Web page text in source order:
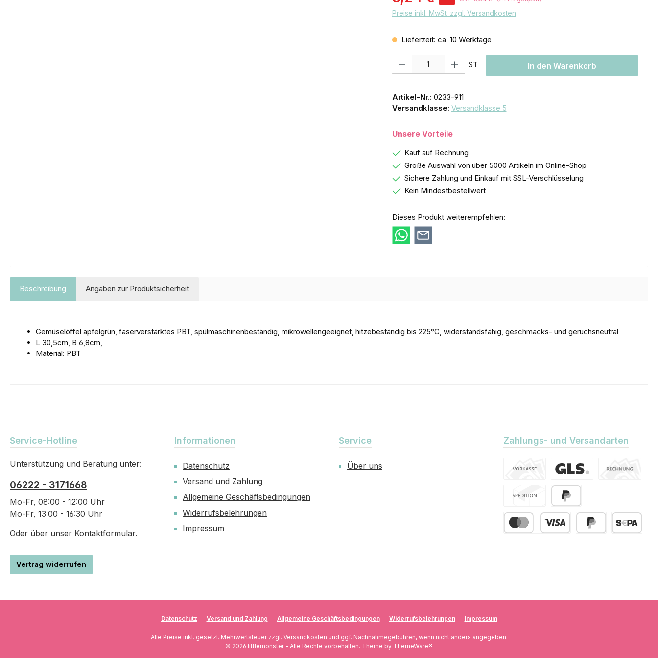
Preise inkl. MwSt. zzgl. Versandkosten
Lieferzeit: ca. 10 Werktage
Produkt Anzahl: Gib den gewünschten Wert ein oder benutze die Schaltflächen
ST In den Warenkorb
Artikel-Nr.: 0233-911
Versandklasse: Versandklasse 5
Unsere Vorteile
Kauf auf Rechnung
Große Auswahl von über 5000 Artikeln im Online-Shop
Sichere Zahlung und Einkauf mit SSL-Verschlüsselung
Kein Mindestbestellwert
Dieses Produkt weiterempfehlen:
Beschreibung Angaben zur Produktsicherheit
Gemüselöffel apfelgrün, faserverstärktes PBT, spülmaschinenbeständig, mikrowellengeeignet, hitzebeständig bis 225°C, widerstandsfähig, geschmacks- und geruchsneutral
L 30,5cm, B 6,8cm,
Material: PBT
Service-Hotline
Unterstützung und Beratung unter:
06222 - 3171668
Mo-Fr, 08:00 - 12:00 Uhr
Mo-Fr, 13:00 - 16:30 Uhr
Oder über unser Kontaktformular.
Vertrag widerrufen
Informationen
Datenschutz
Versand und Zahlung
Allgemeine Geschäftsbedingungen
Widerrufsbelehrungen
Impressum
Service
Über uns
Zahlungs- und Versandarten
PayPal
Standard
Spedition
Datenschutz Versand und Zahlung Allgemeine Geschäftsbedingungen Widerrufsbelehrungen Impressum
Alle Preise inkl. gesetzl. Mehrwertsteuer zzgl. Versandkosten und ggf. Nachnahmegebühren, wenn nicht anders angegeben.
© 2026 littlemonster - Alle Rechte vorbehalten. Theme by ThemeWare®